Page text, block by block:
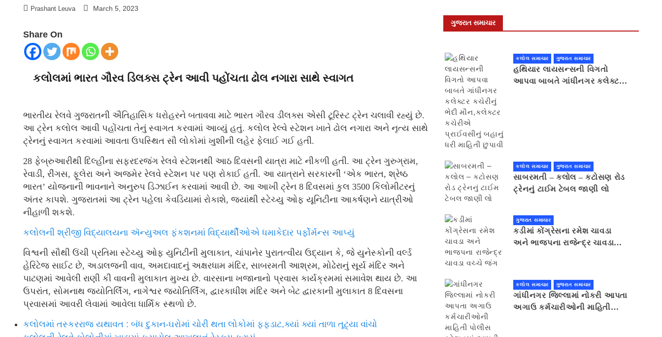
Prashant Leuva March 5, 2023
Share On
કલોલમાં ભારત ગૌરવ ડિલક્સ ટ્રેન આવી પહોંચતા ઢોલ નગારા સાથે સ્વાગત
ભારતીય રેલવે ગુજરાતની ઐતિહાસિક ધરોહરને બતાવવા માટે ભારત ગૌરવ ડીલક્સ એસી ટૂરિસ્ટ ટ્રેન ચલાવી રહ્યું છે.
આ ટ્રેન કલોલ આવી પહોંચતા તેનું સ્વાગત કરવામાં આવ્યું હતું. કલોલ રેલ્વે સ્ટેશન ખાતે ઢોલ નગારા અને નૃત્ય સાથે
ટ્રેનનું સ્વાગત કરવામાં આવતા ઉપસ્થિત સૌ લોકોમાં ખુશીની લહેર ફેલાઈ ગઈ હતી.
28 ફેબ્રુઆરીથી દિલ્હીના સફરદરજંગ રેલવે સ્ટેશનથી આઠ દિવસની યાત્રા માટે નીકળી હતી. આ ટ્રેન ગુરુગ્રામ,
રેવાડી, રીંગસ, ફૂલેરા અને અજમેર રેલવે સ્ટેશન પર પણ રોકાઈ હતી. આ યાત્રાને સરકારની ‘એક ભારત, શ્રેષ્ઠ
ભારત’ યોજનાની ભાવનાને અનુરુપ ડિઝાઈન કરવામાં આવી છે. આ આખી ટ્રેન 8 દિવસમાં કુલ 3500 કિલોમીટરનું
અંતર કાપશે. ગુજરાતમાં આ ટ્રેન પહેલા કેવડિયામાં રોકાશે, જ્યાંથી સ્ટેચ્યુ ઓફ યૂનિટીના આકર્ષણને યાત્રીઓ
નીહાળી શકશે.
કલોલની શ્રીજી વિદ્યાલયના ઍન્યુઅલ ફંકશનમાં વિદ્યાર્થીઓએ ધમાકેદાર પર્ફોર્મન્સ આપ્યું
વિશ્વની સૌથી ઉંચી પ્રતિમા સ્ટેચ્યુ ઓફ યુનિટીની મુલાકાત, ચાંપાનેર પુરાતત્વીય ઉદ્યાન કે, જે યુનેસ્કોની વર્લ્ડ
હેરિટેજ સાઈટ છે, અડાલજની વાવ, અમદાવાદનું અક્ષરધામ મંદિર, સાબરમતી આશ્રમ, મોઢેરાનું સૂર્ય મંદિર અને
પાટણમાં આવેલી રાણી કી વાવની મુલાકાત મુખ્ય છે. વારસાના ખજાનાનો પ્રવાસ કાર્યક્રમમાં સમાવેશ થાય છે. આ
ઉપરાંત, સોમનાથ જ્યોતિર્લિંગ, નાગેશ્વર જ્યોતિર્લિંગ, દ્વારકાધીશ મંદિર અને બેટ દ્વારકાની મુલાકાત 8 દિવસના
પ્રવાસમાં આવરી લેવામાં આવેલા ધાર્મિક સ્થળો છે.
કલોલમાં તસ્કરરાજ યથાવત : બંધ દુકાન-ઘરોમાં ચોરી થતા લોકોમાં ફફડાટ,ક્યાં ક્યાં તાળા તૂટ્યા વાંચો
ગુજરાત સમાચાર
કલોલ સમાચાર ગુજરાત સમાચાર
હથિયાર લાયસન્સની વિગતો
આપવા બાબતે ગાંધીનગર કલેક્ટર
કલોલ સમાચાર ગુજરાત સમાચાર
સાબરમતી – કલોલ – કટોસણ રોડ
ટ્રેનનું ટાઈમ ટેબલ જાણી લો
ગુજરાત સમાચાર
કડીમાં કોંગ્રેસના રમેશ ચાવડા
અને ભાજપના રાજેન્દ્ર ચાવડા
કલોલ સમાચાર ગુજરાત સમાચાર
ગાંધીનગર જિલ્લામાં નોકરી આપતા
અગાઉ કર્મચારીઓની માહિતી